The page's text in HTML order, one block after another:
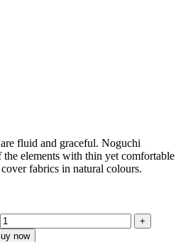
fluid and graceful.‎ Noguchi
the elements with thin yet comfortable
fabrics in natural colours.
now